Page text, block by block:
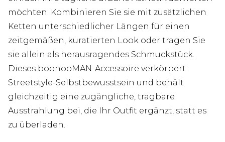
möchten. Kombinieren Sie sie mit zusätzlichen
Ketten unterschiedlicher Längen für einen
zeitgemäßen, kuratierten Look oder tragen Sie
sie allein als herausragendes Schmuckstück.
Dieses boohooMAN-Accessoire verkörpert
Streetstyle-Selbstbewusstsein und behält
gleichzeitig eine zugängliche, tragbare
Ausstrahlung bei, die Ihr Outfit ergänzt, statt es
zu überladen.